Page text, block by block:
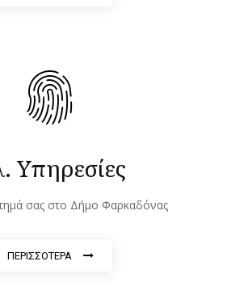
Υπηρεσίες
σας στο Δήμο Φαρκαδόνας
ΠΕΡΙΣΣΟΤΕΡΑ